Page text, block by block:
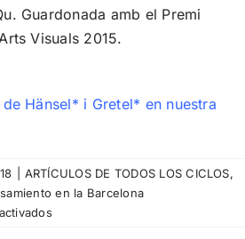
Guardonada amb el Premi
Visuals 2015.
Hänsel* i Gretel* en nuestra
ARTÍCULOS DE TODOS LOS CICLOS,
en la Barcelona
en